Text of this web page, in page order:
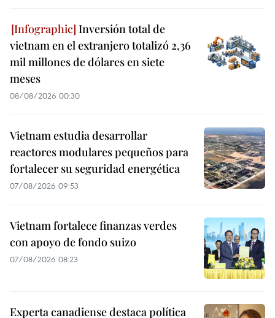
Inversión total de
vietnam en el extranjero totalizó 2,36
mil millones de dólares en siete
meses
08/08/2026 00:30
Vietnam estudia desarrollar
reactores modulares pequeños para
fortalecer su seguridad energética
07/08/2026 09:53
Vietnam fortalece finanzas verdes
con apoyo de fondo suizo
07/08/2026 08:23
Experta canadiense destaca política